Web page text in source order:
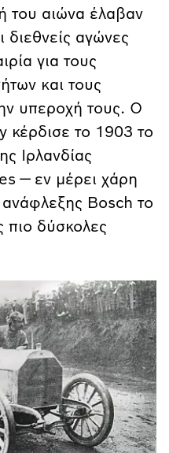
του αιώνα έλαβαν
αγώνες
για τους
και τους
υπεροχή τους. Ο
το 1903 το
Ιρλανδίας
— εν μέρει χάρη
Bosch το
πιο δύσκολες